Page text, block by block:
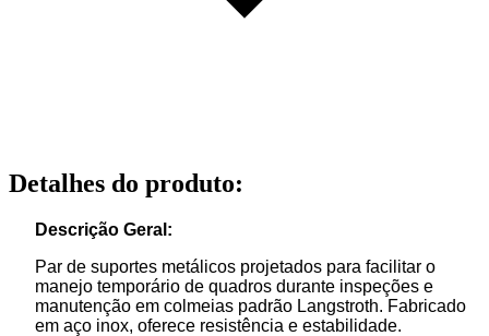
Detalhes do produto:
Descrição Geral:
Par de suportes metálicos projetados para facilitar o
manejo temporário de quadros durante inspeções e
manutenção em colmeias padrão Langstroth. Fabricado
em aço inox, oferece resistência e estabilidade.